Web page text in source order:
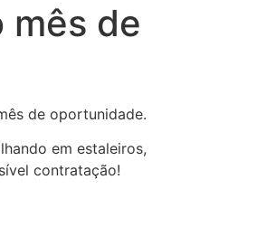
mês de
de oportunidade.
em estaleiros,
contratação!